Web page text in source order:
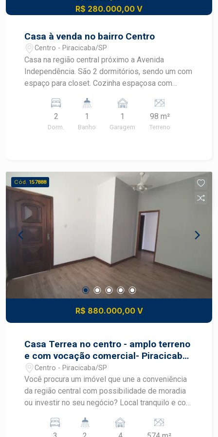
R$ 280.000,00 V
Casa à venda no bairro Centro
Centro - Piracicaba/SP
Casa na região central próximo a Avenida
Independência. São 2 dormitórios, sendo um com
espaço para closet. Cozinha espaçosa com
coberta. Quarto de despejo no quintal. 1 vaga de
garagem com depósito!
2
Dorm.
1
Banho
1
Garagem
98 m²
Terreno
Cód. 157888
R$ 880.000,00 V
Casa Terrea no centro - amplo terreno
e com vocação comercial- Piracicaba
- SPCentro - Piracicaba/SP
Você procura um imóvel que une a conveniência
da região central com possibilidade de moradia
ou investir no seu negócio? Local tranquilo e com
de frente. Amplo terreno de 574,28 m², uma